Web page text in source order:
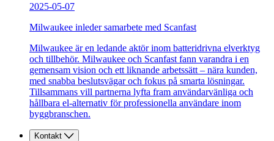
2025-05-07
Milwaukee inleder samarbete med Scanfast
Milwaukee är en ledande aktör inom batteridrivna elverktyg
och tillbehör. Milwaukee och Scanfast fann varandra i en
gemensam vision och ett liknande arbetssätt – nära kunden,
med snabba beslutsvägar och fokus på smarta lösningar.
Tillsammans vill partnerna lyfta fram användarvänliga och
hållbara el-alternativ för professionella användare inom
byggbranschen.
Kontakt